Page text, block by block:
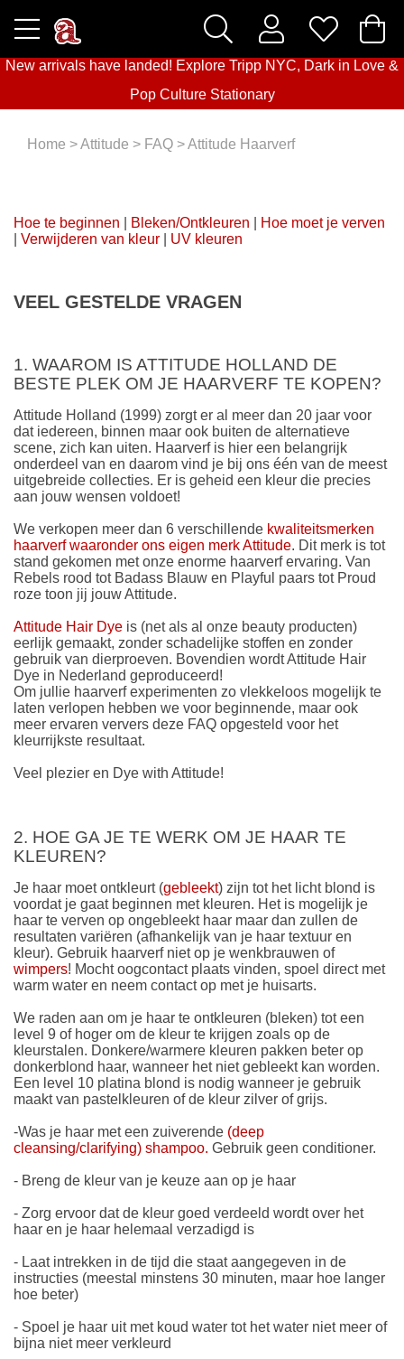
New arrivals have landed! Explore Tripp NYC, Dark in Love &
Pop Culture Stationary
Home >Attitude > FAQ >Attitude Haarverf
Hoe te beginnen Bleken/Ontkleuren
Hoe moet je verven
Verwijderen van kleur UV kleuren
VEEL GESTELDE VRAGEN
1. WAAROM IS ATTITUDE HOLLAND DE
BESTE PLEK OM JE HAARVERF TE KOPEN?
Attitude Holland (1999) zorgt er al meer dan 20 jaar voor
dat iedereen, binnen maar ook buiten de alternatieve
scene, zich kan uiten. Haarverf is hier een belangrijk
onderdeel van en daarom vind je bij ons één van de meest
uitgebreide collecties. Er is geheid een kleur die precies
aan jouw wensen voldoet!
We verkopen meer dan 6 verschillende kwaliteitsmerken
haarverf waaronder ons eigen merk Attitude. Dit merk is tot
stand gekomen met onze enorme haarverf ervaring. Van
Rebels rood tot Badass Blauw en Playful paars tot Proud
roze toon jij jouw Attitude.
Attitude Hair Dye is (net als al onze beauty producten)
eerlijk gemaakt, zonder schadelijke stoffen en zonder
gebruik van dierproeven. Bovendien wordt Attitude Hair
Dye in Nederland geproduceerd!
Om jullie haarverf experimenten zo vlekkeloos mogelijk te
laten verlopen hebben we voor beginnende, maar ook
meer ervaren ververs deze FAQ opgesteld voor het
kleurrijkste resultaat.
Veel plezier en Dye with Attitude!
2. HOE GA JE TE WERK OM JE HAAR TE
KLEUREN?
Je haar moet ontkleurt (gebleekt) zijn tot het licht blond is
voordat je gaat beginnen met kleuren. Het is mogelijk je
haar te verven op ongebleekt haar maar dan zullen de
resultaten variëren (afhankelijk van je haar textuur en
kleur). Gebruik haarverf niet op je wenkbrauwen of
wimpers! Mocht oogcontact plaats vinden, spoel direct met
warm water en neem contact op met je huisarts.
We raden aan om je haar te ontkleuren (bleken) tot een
level 9 of hoger om de kleur te krijgen zoals op de
kleurstalen. Donkere/warmere kleuren pakken beter op
donkerblond haar, wanneer het niet gebleekt kan worden.
Een level 10 platina blond is nodig wanneer je gebruik
maakt van pastelkleuren of de kleur zilver of grijs.
-Was je haar met een zuiverende (deep
cleansing/clarifying) shampoo. Gebruik geen conditioner.
- Breng de kleur van je keuze aan op je haar
- Zorg ervoor dat de kleur goed verdeeld wordt over het
haar en je haar helemaal verzadigd is
- Laat intrekken in de tijd die staat aangegeven in de
instructies (meestal minstens 30 minuten, maar hoe langer
hoe beter)
- Spoel je haar uit met koud water tot het water niet meer of
bijna niet meer verkleurd